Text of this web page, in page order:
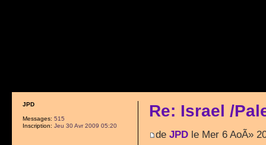
Re: Israel /
de JPDle Mer 6 AoÃ»
JPD
Messages: 515
Inscription: Jeu 30 Avr 2009 05:20